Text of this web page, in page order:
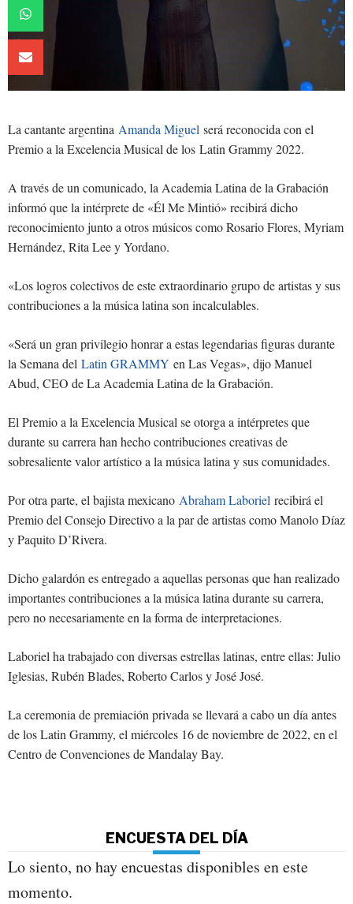
La cantante argentina Amanda Miguel será reconocida con el
Premio a la Excelencia Musical de los Latin Grammy 2022.
A través de un comunicado, la Academia Latina de la Grabación
informó que la intérprete de «Él Me Mintió» recibirá dicho
reconocimiento junto a otros músicos como Rosario Flores, Myriam
Hernández, Rita Lee y Yordano.
«Los logros colectivos de este extraordinario grupo de artistas y sus
contribuciones a la música latina son incalculables.
«Será un gran privilegio honrar a estas legendarias figuras durante
la Semana del Latin GRAMMY en Las Vegas», dijo Manuel
Abud, CEO de La Academia Latina de la Grabación.
El Premio a la Excelencia Musical se otorga a intérpretes que
durante su carrera han hecho contribuciones creativas de
sobresaliente valor artístico a la música latina y sus comunidades.
Por otra parte, el bajista mexicano Abraham Laboriel recibirá el
Premio del Consejo Directivo a la par de artistas como Manolo Díaz
y Paquito D’Rivera.
Dicho galardón es entregado a aquellas personas que han realizado
importantes contribuciones a la música latina durante su carrera,
pero no necesariamente en la forma de interpretaciones.
Laboriel ha trabajado con diversas estrellas latinas, entre ellas: Julio
Iglesias, Rubén Blades, Roberto Carlos y José José.
La ceremonia de premiación privada se llevará a cabo un día antes
de los Latin Grammy, el miércoles 16 de noviembre de 2022, en el
Centro de Convenciones de Mandalay Bay.
ENCUESTA DEL DÍA
Lo siento, no hay encuestas disponibles en este
momento.